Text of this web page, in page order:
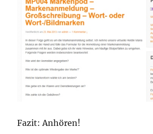
Fazit: Anhören!